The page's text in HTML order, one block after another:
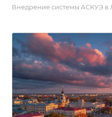
Внедрение системы АСКУЭ в